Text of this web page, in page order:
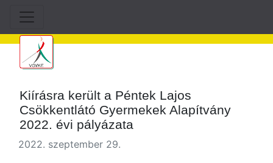
Kiírásra került a Péntek Lajos
Csökkentlátó Gyermekek Alapítvány
2022. évi pályázata
2022. szeptember 29.